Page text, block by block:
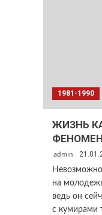
1981-1990
ЖИЗНЬ
admin
на
ведь он
с кумирами